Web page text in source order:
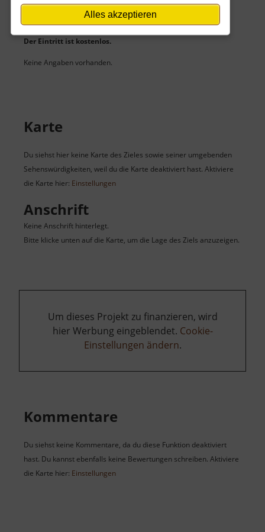
Alles akzeptieren
Eintritt
Der Eintritt ist kostenlos.
Keine Angaben vorhanden.
Karte
Du siehst hier keine Karte des Zieles sowie seiner umgebenden
Sehenswürdigkeiten, weil du die Karte deaktiviert hast. Aktiviere
die Karte hier: Einstellungen
Anschrift
Keine Anschrift hinterlegt.
Bitte klicke unten auf die Karte, um die Lage des Ziels anzuzeigen.
Um dieses Projekt zu finanzieren, wird
hier Werbung eingeblendet. Cookie-
Einstellungen ändern.
Kommentare
Du siehst keine Kommentare, da du diese Funktion deaktiviert
hast. Du kannst ebenfalls keine Bewertungen schreiben. Aktiviere
die Karte hier: Einstellungen